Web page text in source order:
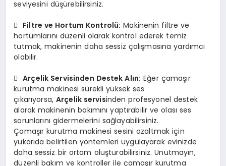
seviyesini düşürebilirsiniz.
 Filtre ve Hortum Kontrolü: Makinenin filtre ve
hortumlarını düzenli olarak kontrol ederek temiz
tutmak, makinenin daha sessiz çalışmasına yardımcı
olabilir.
Arçelik Servisinden Destek Alın: Eğer çamaşır
kurutma makinesi sürekli yüksek ses
çıkarıyorsa, Arçelik servisinden profesyonel destek
alarak makinenin bakımını yaptırabilir ve olası ses
sorunlarını gidermelerini sağlayabilirsiniz.
Çamaşır kurutma makinesi sesini azaltmak için
yukarıda belirtilen yöntemleri uygulayarak evinizde
daha sessiz bir ortam oluşturabilirsiniz. Unutmayın,
düzenli bakım ve kontroller ile çamaşır kurutma